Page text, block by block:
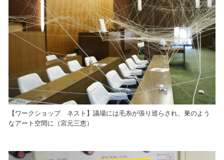
【ワークショップ ネスト】議場には毛糸が張り巡らされ、巣のよう
なアート空間に（宮元三恵）